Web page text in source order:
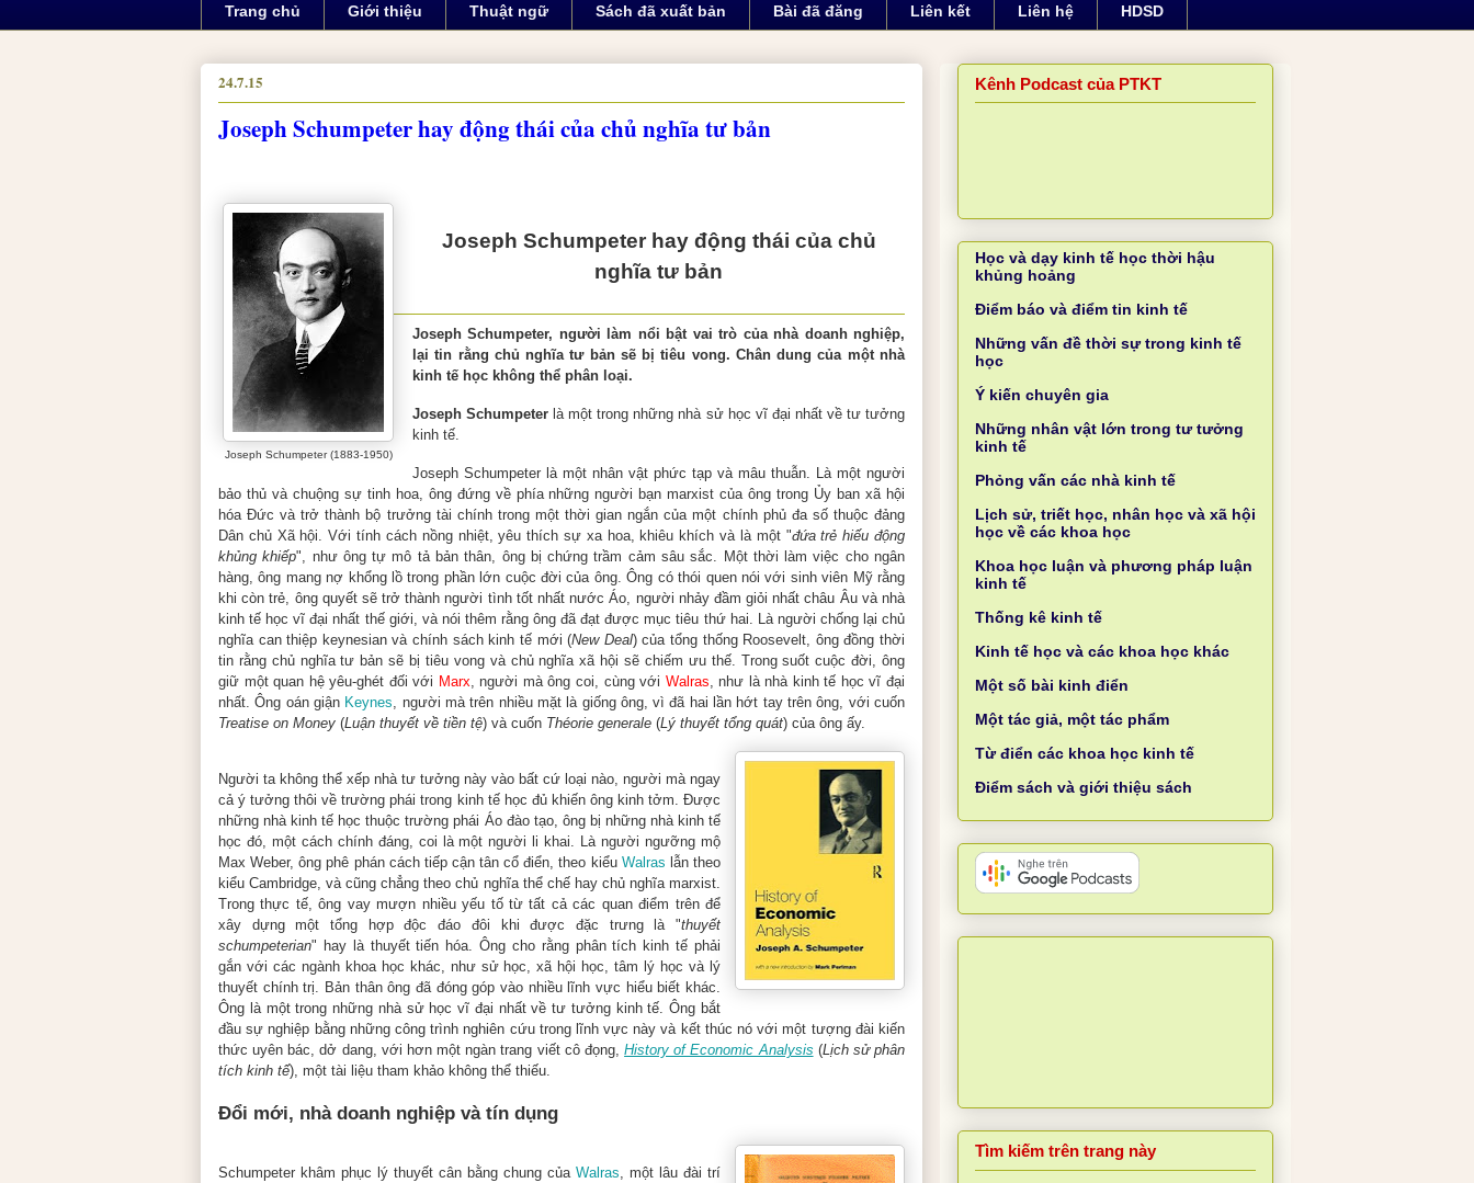
Trang chủ Giới thiệu Thuật ngữ Sách đã xuất bản Bài đã đăng Liên kết Liên hệ HDSD
24.7.15
Joseph Schumpeter hay động thái của chủ nghĩa tư bản
Joseph Schumpeter (1883-1950)
Joseph Schumpeter hay động thái của chủ
nghĩa tư bản
Joseph Schumpeter, người làm nổi bật vai trò của nhà doanh nghiệp,
lại tin rằng chủ nghĩa tư bản sẽ bị tiêu vong. Chân dung của một nhà
kinh tế học không thể phân loại.
Joseph Schumpeter là một trong những nhà sử học vĩ đại nhất về tư tưởng
kinh tế.
Joseph Schumpeter là một nhân vật phức tạp và mâu thuẫn. Là một người
bảo thủ và chuộng sự tinh hoa, ông đứng về phía những người bạn marxist của ông trong Ủy ban xã hội
hóa Đức và trở thành bộ trưởng tài chính trong một thời gian ngắn của một chính phủ đa số thuộc đảng
Dân chủ Xã hội. Với tính cách nồng nhiệt, yêu thích sự xa hoa, khiêu khích và là một "đứa trẻ hiếu động
khủng khiếp", như ông tự mô tả bản thân, ông bị chứng trầm cảm sâu sắc. Một thời làm việc cho ngân
hàng, ông mang nợ khổng lồ trong phần lớn cuộc đời của ông. Ông có thói quen nói với sinh viên Mỹ rằng
khi còn trẻ, ông quyết sẽ trở thành người tình tốt nhất nước Áo, người nhảy đầm giỏi nhất châu Âu và nhà
kinh tế học vĩ đại nhất thế giới, và nói thêm rằng ông đã đạt được mục tiêu thứ hai. Là người chống lại chủ
nghĩa can thiệp keynesian và chính sách kinh tế mới (New Deal) của tổng thống Roosevelt, ông đồng thời
tin rằng chủ nghĩa tư bản sẽ bị tiêu vong và chủ nghĩa xã hội sẽ chiếm ưu thế. Trong suốt cuộc đời, ông
giữ một quan hệ yêu-ghét đối với Marx, người mà ông coi, cùng với Walras, như là nhà kinh tế học vĩ đại
nhất. Ông oán giận Keynes, người mà trên nhiều mặt là giống ông, vì đã hai lần hớt tay trên ông, với cuốn
Treatise on Money (Luận thuyết về tiền tệ) và cuốn Théorie generale (Lý thuyết tổng quát) của ông ấy.
Người ta không thể xếp nhà tư tưởng này vào bất cứ loại nào, người mà ngay
cả ý tưởng thôi về trường phái trong kinh tế học đủ khiến ông kinh tởm. Được
những nhà kinh tế học thuộc trường phái Áo đào tạo, ông bị những nhà kinh tế
học đó, một cách chính đáng, coi là một người li khai. Là người ngưỡng mộ
Max Weber, ông phê phán cách tiếp cận tân cổ điển, theo kiểu Walras lẫn theo
kiểu Cambridge, và cũng chẳng theo chủ nghĩa thể chế hay chủ nghĩa marxist.
Trong thực tế, ông vay mượn nhiều yếu tố từ tất cả các quan điểm trên để
xây dựng một tổng hợp độc đáo đôi khi được đặc trưng là "thuyết
schumpeterian" hay là thuyết tiến hóa. Ông cho rằng phân tích kinh tế phải
gắn với các ngành khoa học khác, như sử học, xã hội học, tâm lý học và lý
thuyết chính trị. Bản thân ông đã đóng góp vào nhiều lĩnh vực hiểu biết khác.
Ông là một trong những nhà sử học vĩ đại nhất về tư tưởng kinh tế. Ông bắt
đầu sự nghiệp bằng những công trình nghiên cứu trong lĩnh vực này và kết thúc nó với một tượng đài kiến
thức uyên bác, dở dang, với hơn một ngàn trang viết cô đọng,History of Economic Analysis (Lịch sử phân
tích kinh tế), một tài liệu tham khảo không thể thiếu.
Đổi mới, nhà doanh nghiệp và tín dụng
Schumpeter khâm phục lý thuyết cân bằng chung của Walras, một lâu đài trí
Kênh Podcast của PTKT
Học và dạy kinh tế học thời hậu
khủng hoảng
Điểm báo và điểm tin kinh tế
Những vấn đề thời sự trong kinh tế
học
Ý kiến chuyên gia
Những nhân vật lớn trong tư tưởng
kinh tế
Phỏng vấn các nhà kinh tế
Lịch sử, triết học, nhân học và xã hội
học về các khoa học
Khoa học luận và phương pháp luận
kinh tế
Thống kê kinh tế
Kinh tế học và các khoa học khác
Một số bài kinh điển
Một tác giả, một tác phẩm
Từ điển các khoa học kinh tế
Điểm sách và giới thiệu sách
Tìm kiếm trên trang này